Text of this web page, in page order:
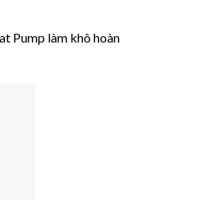
Pump làm khô hoàn